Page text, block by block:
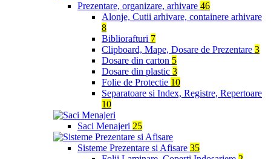
Prezentare, organizare, arhivare 46
Alonje, Cutii arhivare, containere arhivare
8
Bibliorafturi 7
Clipboard, Mape, Dosare de Prezentare 3
Dosare din carton 5
Dosare din plastic 3
Folie de Protectie 10
Separatoare si Index, Registre, Repertoare
10
Saci Menajeri 25
Sisteme Prezentare si Afisare 35